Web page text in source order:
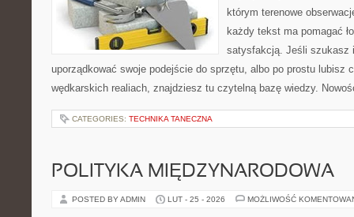
którym terenowe
każdy tekst ma pomagać
satysfakcją. Jeśli szukasz
uporządkować swoje podejście do sprzętu, albo po prostu lubisz
wędkarskich realiach, znajdziesz tu czytelną bazę wiedzy.
CATEGORIES: TECHNIKA TANECZNA
POLITYKA MIĘDZYNARODOWA
POSTED BY ADMIN LUT - 25 - 2026 MOŻLIWOŚĆ